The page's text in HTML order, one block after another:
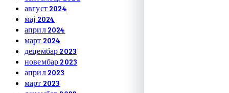
август 2024
мај 2024
април 2024
март 2024
децембар 2023
новембар 2023
април 2023
март 2023